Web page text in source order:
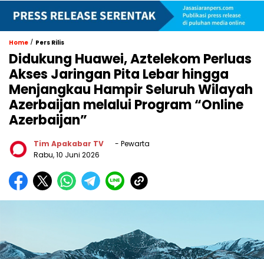
Home / Pers Rilis
Didukung Huawei, Aztelekom Perluas
Akses Jaringan Pita Lebar hingga
Menjangkau Hampir Seluruh Wilayah
Azerbaijan melalui Program “Online
Azerbaijan”
Tim Apakabar TV
- Pewarta
Rabu, 10 Juni 2026